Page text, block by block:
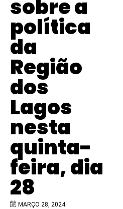
sobre a
política
da
Região
dos
Lagos
nesta
quinta-
feira, dia
28
MARÇO 28, 2024